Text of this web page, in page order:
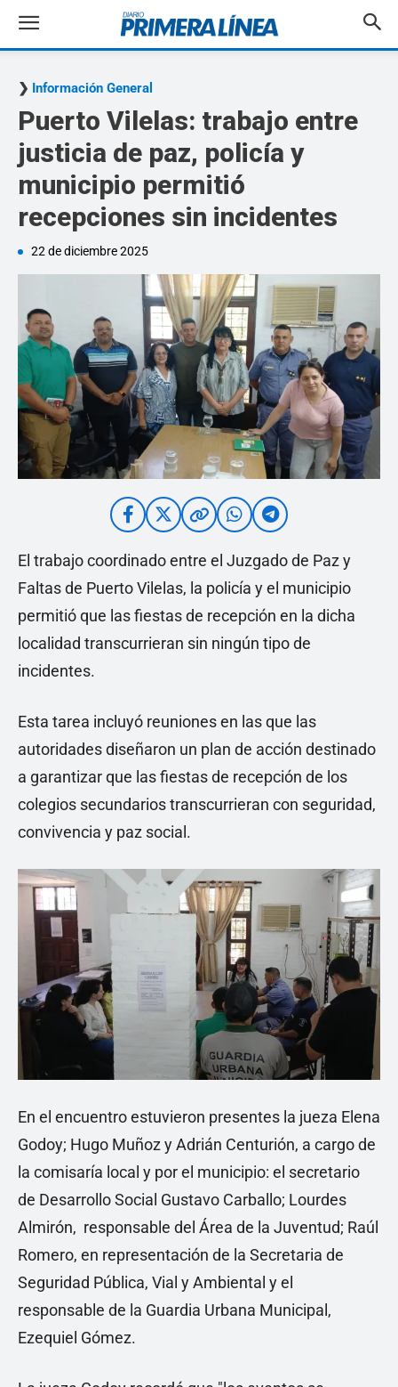
Información General
Puerto Vilelas: trabajo entre
justicia de paz, policía y
municipio permitió
recepciones sin incidentes
22 de diciembre 2025
El trabajo coordinado entre el Juzgado de Paz y
Faltas de Puerto Vilelas, la policía y el municipio
permitió que las fiestas de recepción en la dicha
localidad transcurrieran sin ningún tipo de
incidentes.
Esta tarea incluyó reuniones en las que las
autoridades diseñaron un plan de acción destinado
a garantizar que las fiestas de recepción de los
colegios secundarios transcurrieran con seguridad,
convivencia y paz social.
En el encuentro estuvieron presentes la jueza Elena
Godoy; Hugo Muñoz y Adrián Centurión, a cargo de
la comisaría local y por el municipio: el secretario
de Desarrollo Social Gustavo Carballo; Lourdes
Almirón, responsable del Área de la Juventud; Raúl
Romero, en representación de la Secretaria de
Seguridad Pública, Vial y Ambiental y el
responsable de la Guardia Urbana Municipal,
Ezequiel Gómez.